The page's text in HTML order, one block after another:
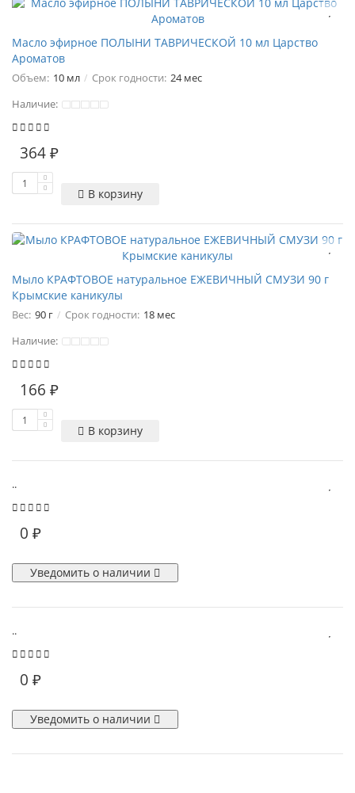
Масло эфирное ПОЛЫНИ ТАВРИЧЕСКОЙ 10 мл Царство
Ароматов
Объем: 10 мл Срок годности: 24 мес
Наличие:
364 ₽
В корзину
Мыло КРАФТОВОЕ натуральное ЕЖЕВИЧНЫЙ СМУЗИ 90 г
Крымские каникулы
Вес: 90 г Срок годности: 18 мес
Наличие:
166 ₽
В корзину
..
0 ₽
Уведомить о наличии
..
0 ₽
Уведомить о наличии